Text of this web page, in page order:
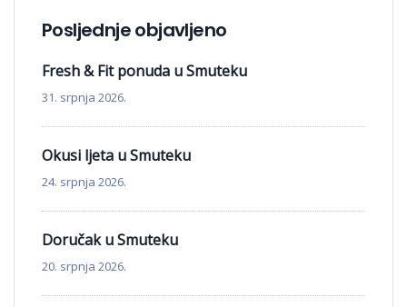
Posljednje objavljeno
Fresh & Fit ponuda u Smuteku
31. srpnja 2026.
Okusi ljeta u Smuteku
24. srpnja 2026.
Doručak u Smuteku
20. srpnja 2026.